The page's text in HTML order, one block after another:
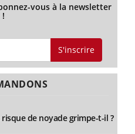
vous à la newsletter
!
S'inscrire
de noyade grimpe-t-il ?